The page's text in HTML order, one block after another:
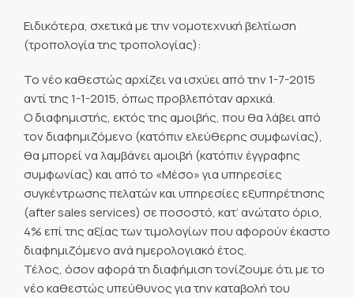
Ειδικότερα, σχετικά με την νομοτεχνική βελτίωση
(τροπολογία της τροπολογίας):
Το νέο καθεστώς αρχίζει να ισχύει από την 1-7-2015
αντί της 1-1-2015, όπως προβλεπόταν αρχικά.
Ο διαφημιστής, εκτός της αμοιβής, που θα λάβει από
τον διαφημιζόμενο (κατόπιν ελεύθερης συμφωνίας),
θα μπορεί να λαμβάνει αμοιβή (κατόπιν έγγραφης
συμφωνίας) και από το «Μέσο» για υπηρεσίες
συγκέντρωσης πελατών και υπηρεσίες εξυπηρέτησης
(after sales services) σε ποσοστό, κατ’ ανώτατο όριο,
4% επί της αξίας των τιμολογίων που αφορούν έκαστο
διαφημιζόμενο ανά ημερολογιακό έτος.
Τέλος, όσον αφορά τη διαφήμιση τονίζουμε ότι με το
νέο καθεστώς υπεύθυνος για την καταβολή του